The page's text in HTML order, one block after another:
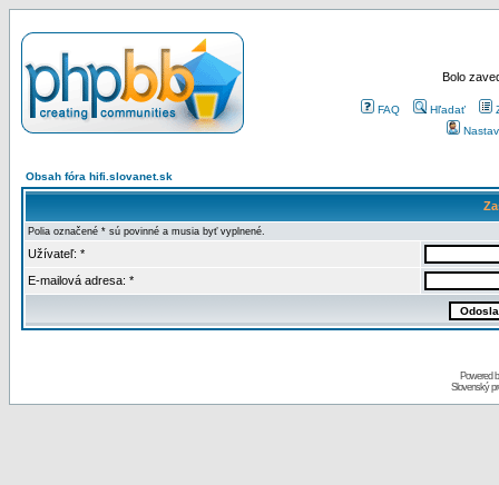
Bolo
FAQ Hľadať
Obsah fóra hifi.slovanet.sk
Polia označené * sú povinné a musia byť vyplnené.
Užívateľ: *
E-mailová adresa: *
Powered
Slovenský